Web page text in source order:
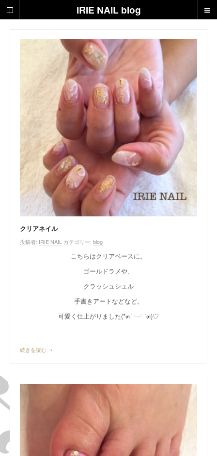
IRIE NAIL blog
京
都
クリアネイル
投稿者: IRIE NAIL カテゴリー: blog
こちらはクリアベースに。
ゴールドラメや、
クラッシュシェル
手書きアートなどなど。
可愛く仕上がりました(*๓´╰╯`๓)♡
続きを読む •